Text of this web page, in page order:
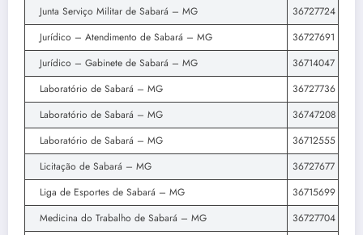
Junta Serviço Militar de Sabará – MG
36727724
Jurídico – Atendimento de Sabará – MG
36727691
Jurídico – Gabinete de Sabará – MG
36714047
Laboratório de Sabará – MG
36727736
Laboratório de Sabará – MG
36747208
Laboratório de Sabará – MG
36712555
Licitação de Sabará – MG
36727677
Liga de Esportes de Sabará – MG
36715699
Medicina do Trabalho de Sabará – MG
36727704